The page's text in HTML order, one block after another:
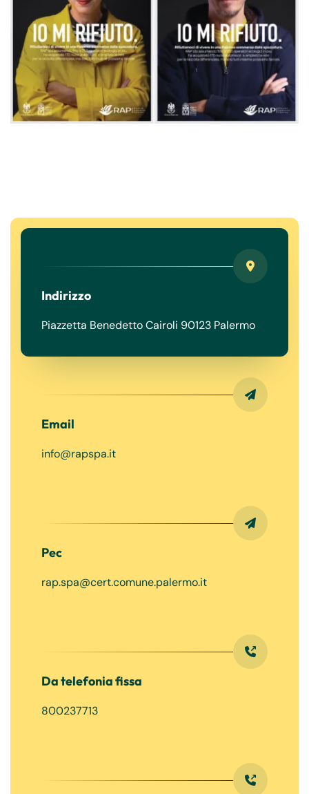
Indirizzo
Piazzetta Benedetto Cairoli 90123 Palermo
Email
info@rapspa.it
Pec
rap.spa@cert.comune.palermo.it
Da telefonia fissa
800237713